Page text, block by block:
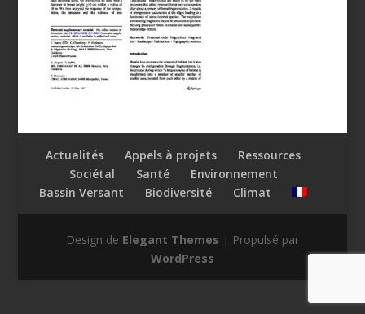
Actualités Appels à projets
Ressources
Sociétal
Santé
Environnement
Bassin Versant
Biodiversité Climat
Design de Elegant Themes | Propulsé par
WordPress